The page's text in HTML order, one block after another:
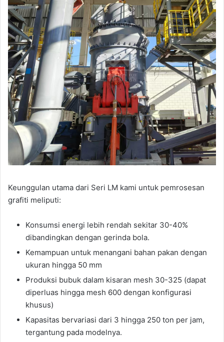
Keunggulan utama dari Seri LM kami untuk pemrosesan
grafiti meliputi:
Konsumsi energi lebih rendah sekitar 30-40%
dibandingkan dengan gerinda bola.
Kemampuan untuk menangani bahan pakan dengan
ukuran hingga 50 mm
Produksi bubuk dalam kisaran mesh 30-325 (dapat
diperluas hingga mesh 600 dengan konfigurasi
khusus)
Kapasitas bervariasi dari 3 hingga 250 ton per jam,
tergantung pada modelnya.